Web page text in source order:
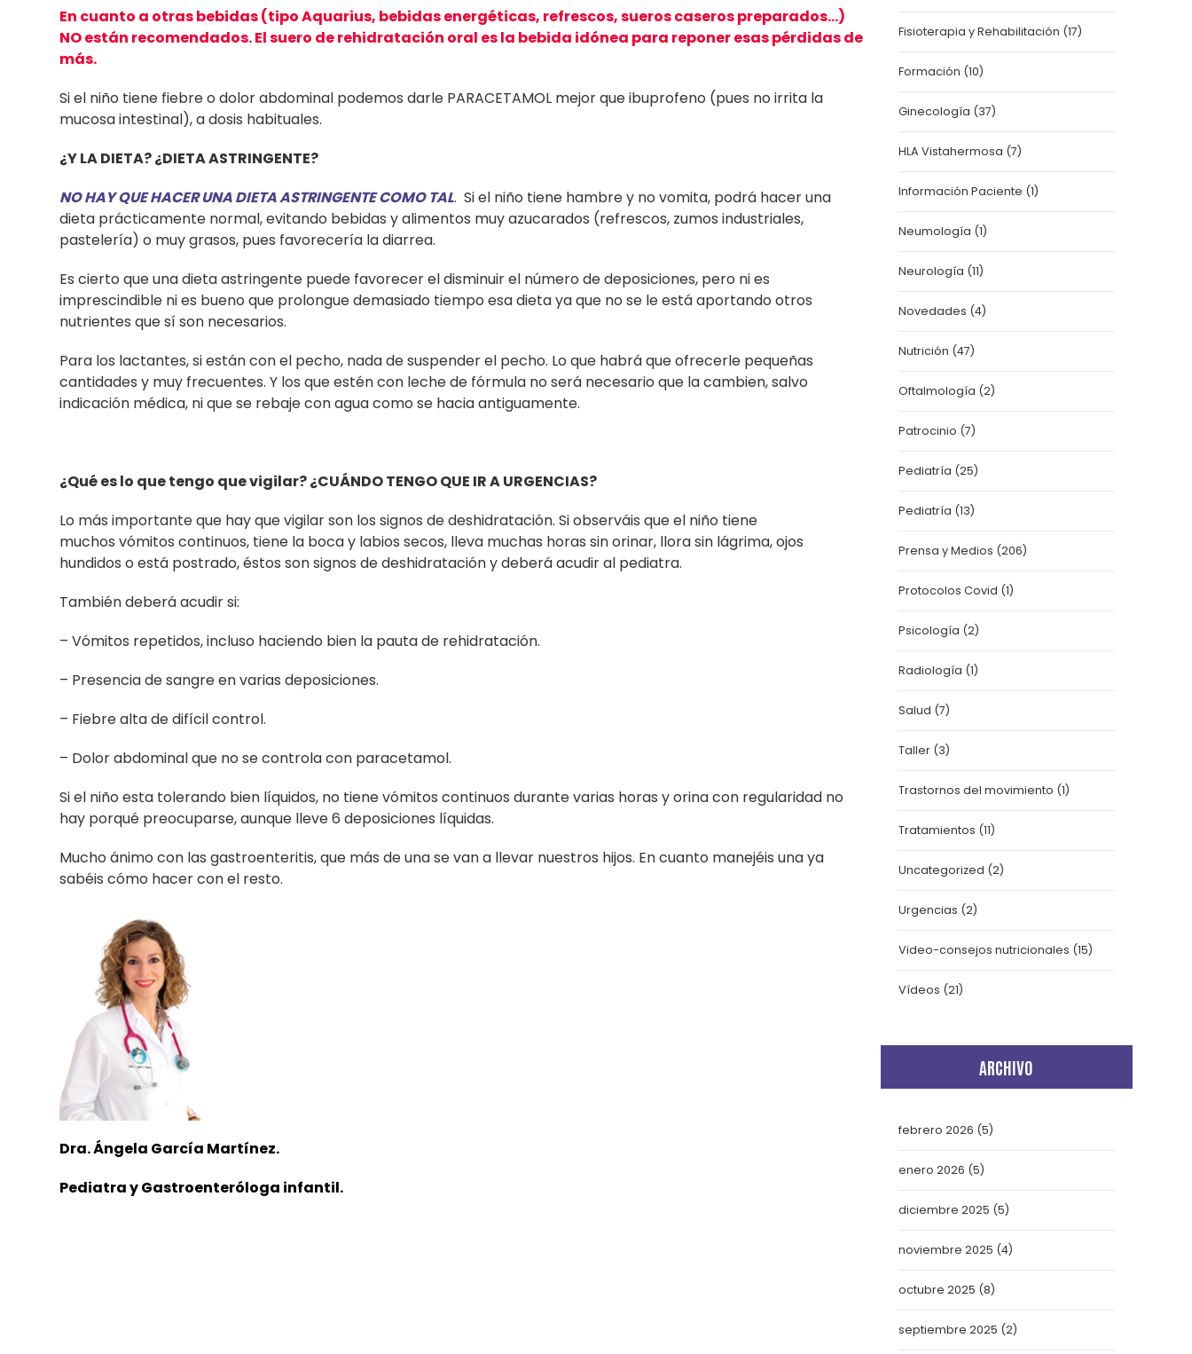
En cuanto a otras bebidas (tipo Aquarius, bebidas energéticas, refrescos, sueros caseros preparados…)
NO están recomendados. El suero de rehidratación oral es la bebida idónea para reponer esas pérdidas de
más.
Si el niño tiene fiebre o dolor abdominal podemos darle PARACETAMOL mejor que ibuprofeno (pues no irrita la
mucosa intestinal), a dosis habituales.
¿Y LA DIETA? ¿DIETA ASTRINGENTE?
NO HAY QUE HACER UNA DIETA ASTRINGENTE COMO TAL. Si el niño tiene hambre y no vomita, podrá hacer una
dieta prácticamente normal, evitando bebidas y alimentos muy azucarados (refrescos, zumos industriales,
pastelería) o muy grasos, pues favorecería la diarrea.
Es cierto que una dieta astringente puede favorecer el disminuir el número de deposiciones, pero ni es
imprescindible ni es bueno que prolongue demasiado tiempo esa dieta ya que no se le está aportando otros
nutrientes que sí son necesarios.
Para los lactantes, si están con el pecho, nada de suspender el pecho. Lo que habrá que ofrecerle pequeñas
cantidades y muy frecuentes. Y los que estén con leche de fórmula no será necesario que la cambien, salvo
indicación médica, ni que se rebaje con agua como se hacia antiguamente.
¿Qué es lo que tengo que vigilar?¿CUÁNDO TENGO QUE IR A URGENCIAS?
Lo más importante que hay que vigilar son los signos de deshidratación. Si observáis que el niño tiene
muchos vómitos continuos, tiene la boca y labios secos, lleva muchas horas sin orinar, llora sin lágrima, ojos
hundidos o está postrado, éstos son signos de deshidratación y deberá acudir al pediatra.
También deberá acudir si:
– Vómitos repetidos, incluso haciendo bien la pauta de rehidratación.
– Presencia de sangre en varias deposiciones.
– Fiebre alta de difícil control.
– Dolor abdominal que no se controla con paracetamol.
Si el niño esta tolerando bien líquidos, no tiene vómitos continuos durante varias horas y orina con regularidad no
hay porqué preocuparse, aunque lleve 6 deposiciones líquidas.
Mucho ánimo con las gastroenteritis, que más de una se van a llevar nuestros hijos. En cuanto manejéis una ya
sabéis cómo hacer con el resto.
Dra. Ángela García Martínez.
Pediatra y Gastroenteróloga infantil.
Fisioterapia y Rehabilitación (17)
Formación (10)
Ginecología (37)
HLA Vistahermosa (7)
Información Paciente (1)
Neumología (1)
Neurología (11)
Novedades (4)
Nutrición (47)
Oftalmología (2)
Patrocinio (7)
Pediatría (25)
Pediatría (13)
Prensa y Medios (206)
Protocolos Covid (1)
Psicología (2)
Radiología (1)
Salud (7)
Taller(3)
Trastornos del movimiento (1)
Tratamientos (11)
Uncategorized (2)
Urgencias (2)
Video-consejos nutricionales (15)
Vídeos (21)
ARCHIVO
febrero 2026 (5)
enero 2026 (5)
diciembre 2025 (5)
noviembre 2025 (4)
octubre 2025 (8)
septiembre 2025 (2)